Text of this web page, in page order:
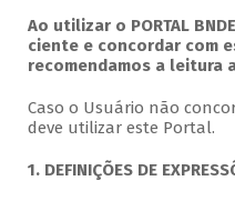
Ao utilizar o PORTAL
ciente e concordar com
recomendamos a leitura
Caso o Usuário não
deve utilizar este Portal.
1. DEFINIÇÕES DE